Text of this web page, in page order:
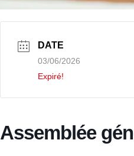
DATE
03/06/2026
Expiré!
Assemblée